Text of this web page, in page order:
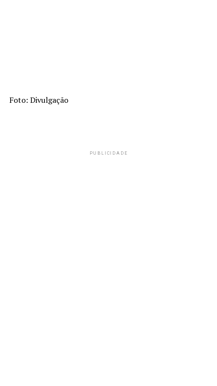
Foto: Divulgação
PUBLICIDADE